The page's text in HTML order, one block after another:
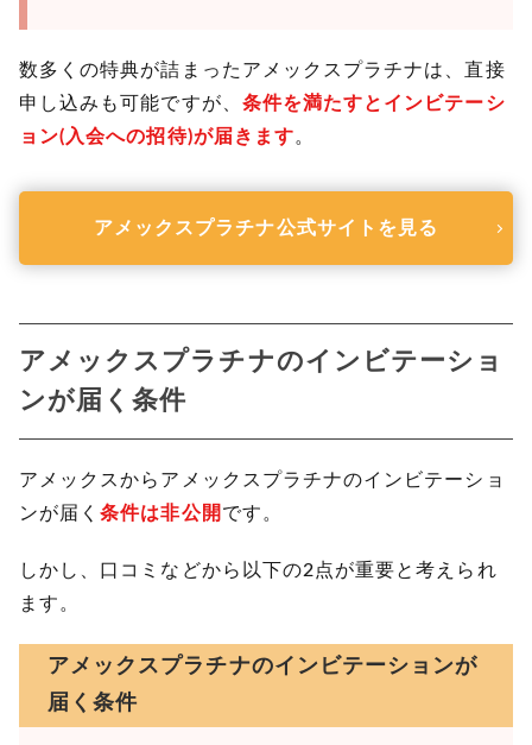
数多くの特典が詰まったアメックスプラチナは、直接
申し込みも可能ですが、 条件を満たすとインビテーシ
ョン(入会への招待)が届きます。
アメックスプラチナ公式サイトを見る
アメックスプラチナのインビテーショ
ンが届く条件
アメックスからアメックスプラチナのインビテーショ
ンが届く条件は非公開 です。
しかし、口コミなどから以下の2点が重要と考えられ
ます。
アメックスプラチナのインビテーションが
届く条件